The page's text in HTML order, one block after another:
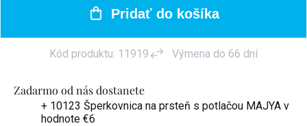
Zadarmo od nás dostanete
+ 10123 Šperkovnica na prsteň s potlačou MAJYA v
hodnote €6
Pridať do košíka
Kód produktu: 11919 Výmena do 66 dní